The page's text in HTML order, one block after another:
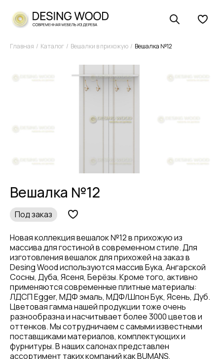
Главная Каталог Вешалки в прихожую Вешалка №12
Вешалка №12
Под заказ
Новая коллекция вешалок №12 в прихожую из
массива для гостиной в современном стиле. Для
изготовления вешалок для прихожей на заказ в
Desing Wood используются массив Бука, Ангарской
Сосны, Дуба, Ясеня, Берёзы. Кроме того, активно
применяются современные плитные материалы:
ЛДСП Egger, МДФ эмаль, МДФ/Шпон Бук, Ясень, Дуб.
Цветовая гамма нашей продукции тоже очень
разнообразна и насчитывает более 3000 цветов и
оттенков. Мы сотрудничаем с самыми известными
поставщиками материалов, комплектующих и
фурнитуры. В наших салонах представлен
ассортимент таких компаний как BUMANS,